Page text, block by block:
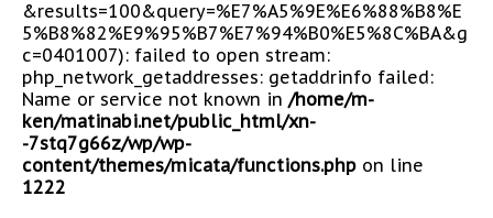
&results=100&query=%E7%A5%9E%E6%88%B8%E
5%B8%82%E9%95%B7%E7%94%B0%E5%8C%BA&g
c=0401007): failed to open stream:
php_network_getaddresses: getaddrinfo failed:
Name or service not known in /home/m-
ken/matinabi.net/public_html/xn-
-7stq7g66z/wp/wp-
content/themes/micata/functions.php on line
1222